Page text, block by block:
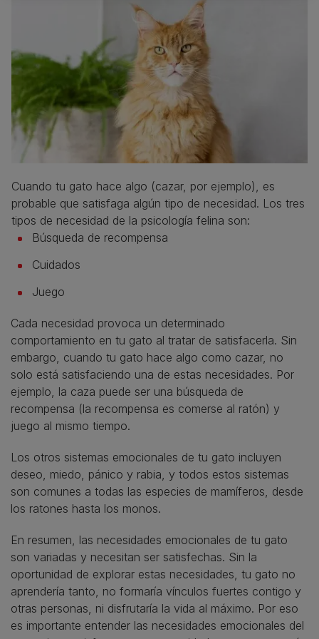
Cuando tu gato hace algo (cazar, por ejemplo), es
probable que satisfaga algún tipo de necesidad. Los tres
tipos de necesidad de la psicología felina son:
Búsqueda de recompensa
Cuidados
Juego
Cada necesidad provoca un determinado
comportamiento en tu gato al tratar de satisfacerla. Sin
embargo, cuando tu gato hace algo como cazar, no
solo está satisfaciendo una de estas necesidades. Por
ejemplo, la caza puede ser una búsqueda de
recompensa (la recompensa es comerse al ratón) y
juego al mismo tiempo.
Los otros sistemas emocionales de tu gato incluyen
deseo, miedo, pánico y rabia, y todos estos sistemas
son comunes a todas las especies de mamíferos, desde
los ratones hasta los monos.
En resumen, las necesidades emocionales de tu gato
son variadas y necesitan ser satisfechas. Sin la
oportunidad de explorar estas necesidades, tu gato no
aprendería tanto, no formaría vínculos fuertes contigo y
otras personas, ni disfrutaría la vida al máximo. Por eso
es importante entender las necesidades emocionales del